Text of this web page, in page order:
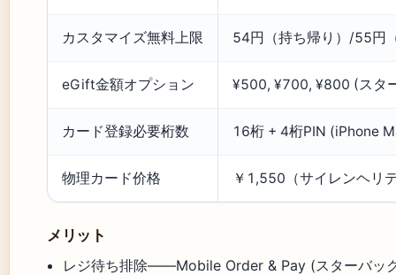
カスタマイズ無料上限 54円（持ち帰り）/55円
eGift金額オプション ¥500, ¥700, ¥800 (スタ
カード登録必要桁数 16桁 + 4桁PIN (iPhone
物理カード价格 ￥1,550（サイレンヘリ
メリット
レジ待ち排除——Mobile Order & Pay (スターバッ